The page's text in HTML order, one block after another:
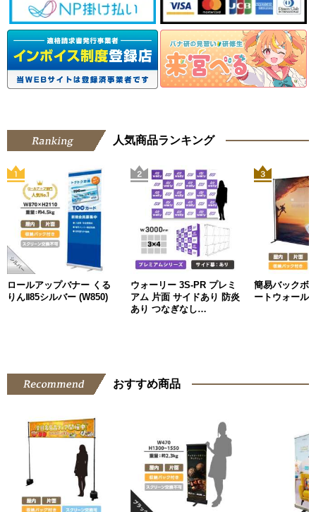
人気商品ランキング
ロールアップバナー くる
りんⅡ85シルバー (W850)
ウォーリー 3S-PR プレミ
アム 片面 サイドあり 防炎
あり つなぎなし
簡易バックボ
ートウォー
おすすめ商品